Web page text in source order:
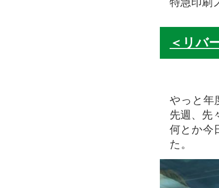
＜リバ
やっと年
先週、先
何とか今
た。